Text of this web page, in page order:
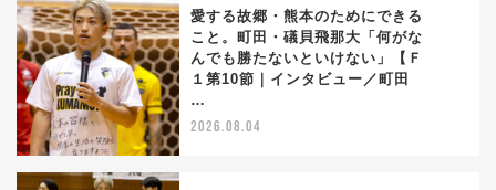
愛する故郷・熊本のためにできる
こと。町田・礒貝飛那大「何がな
んでも勝たないといけない」【Ｆ
１第10節｜インタビュー／町田
…
2026.08.04